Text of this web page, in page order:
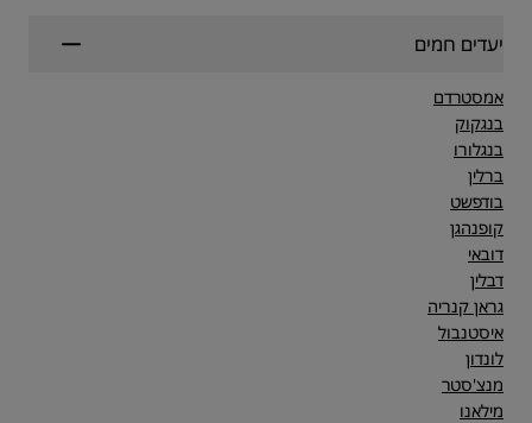
יעדים חמים
אמסטרדם
בנגקוק
בנגלורו
ברלין
בודפשט
קופנהגן
דובאי
דבלין
גראן קנריה
איסטנבול
לונדון
מנצ'סטר
מילאנו